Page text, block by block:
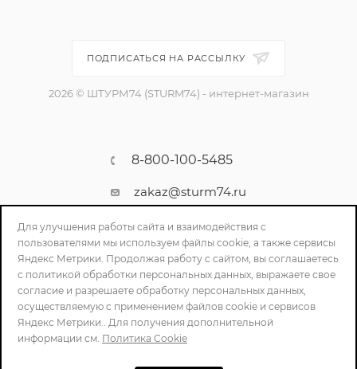
ПОДПИСАТЬСЯ НА РАССЫЛКУ
2026 © ШТУРМ74 (STURM74) - интернет-магазин
8-800-100-5485
zakaz@sturm74.ru
г. Челябинск, ул. Стартовая 34/1
Для улучшения работы сайта и взаимодействия с
пользователями мы используем файлы cookie, а также сервисы
Яндекс Метрики. Продолжая работу с сайтом, вы соглашаетесь
с политикой обработки персональных данных, выражаете свое
согласие и разрешаете обработку персональных данных,
осуществляемую с применением файлов cookie и сервисов
Яндекс Метрики.. Для получения дополнительной
информации см. Политика Cookie